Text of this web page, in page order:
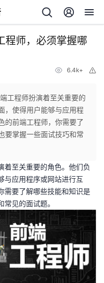
程师，必须掌握哪
6.4k+
工程师扮演着至关重要的
，使得用户能够与应用程
的前端工程师，你需要了
要掌握一些面试技巧和常
着至关重要的角色。他们负
与应用程序或网站进行互
需要了解哪些技能和知识是
见的面试题。